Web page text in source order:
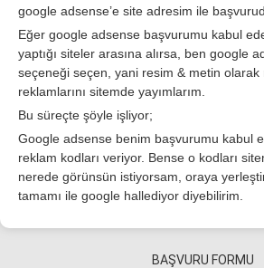
google adsense’e site adresim ile
Eğer google adsense başvurumu kabul
yaptığı siteler arasına alırsa, ben google
seçeneği seçen, yani resim & metin olarak
reklamlarını sitemde yayımlarım.
Bu süreçte şöyle işliyor;
Google adsense benim başvurumu kabul
reklam kodları veriyor. Bense o kodları
nerede görünsün istiyorsam, oraya
tamamı ile google hallediyor diyebilirim.
BAŞVURU FORMU